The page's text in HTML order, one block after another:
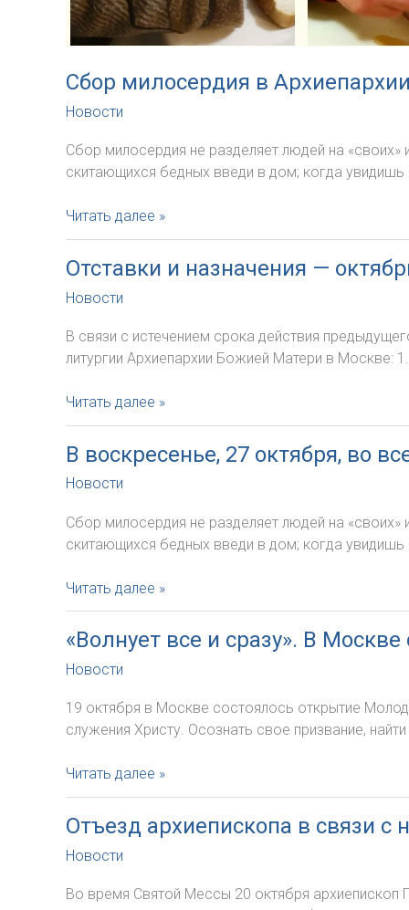
Сбор милосердия в
Новости
Сбор милосердия не разделяет людей на «своих»
скитающихся бедных введи в дом; когда увидишь
Сбор
милосердия
в
Архиепархии
—
вы
не
принять
Читать далее »
Отставки и назначения —
Новости
В связи с истечением срока действия
литургии Архиепархии Божией Матери в Москве:
Отставки
и
назначения
—
октябрь
Читать далее »
В воскресенье, 27 октября, во
Новости
Сбор милосердия не разделяет людей на «своих»
скитающихся бедных введи в дом; когда увидишь
В
воскресенье,
27
октября,
во
приходах
Архиепархии
Сбор
Читать далее »
«Волнует все и сразу». В
Новости
19 октября в Москве состоялось открытие
служения Христу. Осознать свое призвание,
«Волнует
все
и
сразу».
В
состоялось
Читать далее »
Отъезд архиепископа в связи с
Новости
Во время Святой Мессы 20 октября архиепископ